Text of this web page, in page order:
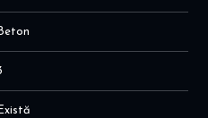
Beton
Există